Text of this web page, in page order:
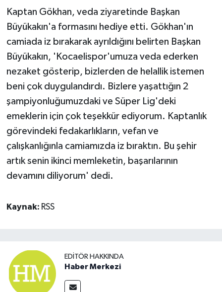
Kaptan Gökhan, veda ziyaretinde Başkan
Büyükakın'a formasını hediye etti. Gökhan'ın
camiada iz bırakarak ayrıldığını belirten Başkan
Büyükakın, 'Kocaelispor'umuza veda ederken
nezaket gösterip, bizlerden de helallik istemen
beni çok duygulandırdı. Bizlere yaşattığın 2
şampiyonluğumuzdaki ve Süper Lig'deki
emeklerin için çok teşekkür ediyorum. Kaptanlık
görevindeki fedakarlıkların, vefan ve
çalışkanlığınla camiamızda iz bıraktın. Bu şehir
artık senin ikinci memleketin, başarılarının
devamını diliyorum' dedi.
Kaynak: RSS
EDITÖR HAKKINDA
Haber Merkezi